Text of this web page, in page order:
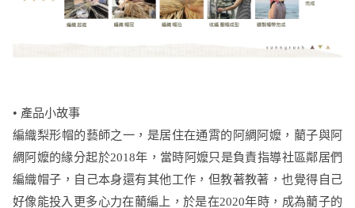
• 產品小故事
編織梨形帽的藝師之一，是居住在通霄的阿綢阿嬤，藺子與阿
綢阿嬤的緣分起於2018年，當時阿嬤只是負責指導社區鄰居們
編織帽子，自己本身還有其他工作，但教著教著，也覺得自己
好像能投入更多心力在藺編上，於是在2020年時，成為藺子的